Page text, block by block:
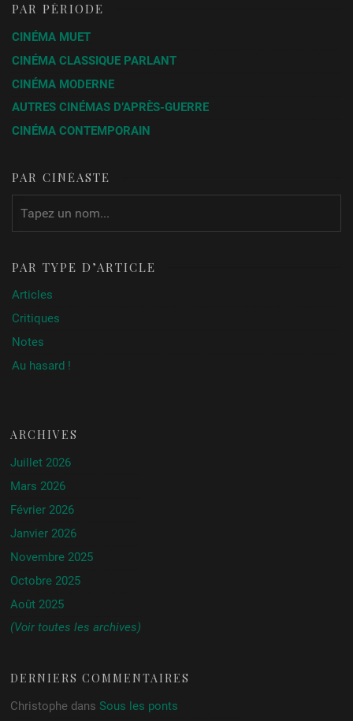
PAR PÉRIODE
CINÉMA MUET
CINÉMA CLASSIQUE PARLANT
CINÉMA MODERNE
AUTRES CINÉMAS D’APRÈS-GUERRE
CINÉMA CONTEMPORAIN
PAR CINÉASTE
PAR TYPE D’ARTICLE
Articles
Critiques
Notes
Au hasard !
ARCHIVES
Juillet 2026
Mars 2026
Février 2026
Janvier 2026
Novembre 2025
Octobre 2025
Août 2025
(Voir toutes les archives)
DERNIERS COMMENTAIRES
Christophe dans Sous les ponts